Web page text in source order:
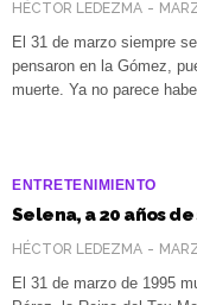
HÉCTOR LEDEZMA
El 31 de marzo siempre
pensaron en la Gómez,
muerte. Ya no parece
ENTRETENIMIENTO
Selena, a 20 años
HÉCTOR LEDEZMA
El 31 de marzo de 1995